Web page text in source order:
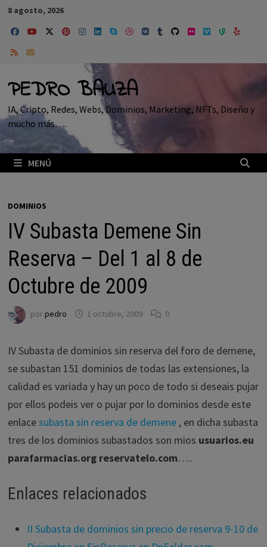
Saltar
contenido
8 agosto, 2026
PEDRO BAUZA
IA, Cripto, Redes, Webs, Dominios, Marketing, NFTs, Diseño y
mucho más….
MENÚ
DOMINIOS
IV Subasta Demene Sin
Reserva – Del 1 al 8 de
Octubre de 2009
porpedro 1 octubre, 2009 0
IV Subasta de dominios sin reserva del foro de demene,
se subastan 151 dominios de todas las extensiones, la
calidad es variada y hay un poco de todo si deseais pujar
por ellos podeis ver o pujar por lo dominios desde este
enlacesubasta sin reserva de demene, en dicha subasta
tres de los dominios subastados son mios usuarios.eu
parafarmacias.org reservatelo.com…..
Enlaces relacionados
II Subasta de dominios sin precio de reserva 9-10 de